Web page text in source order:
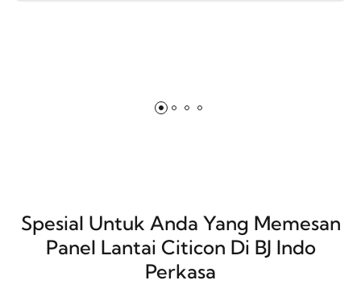
Spesial Untuk Anda Yang Memesan
Panel Lantai Citicon Di BJ Indo
Perkasa